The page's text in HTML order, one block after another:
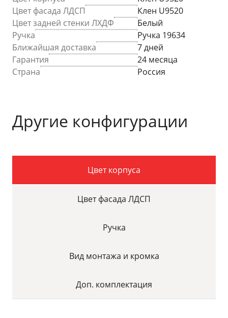
Цвет фасада ЛДСП
Клен U9520
Цвет задней стенки ЛХДФ
Белый
Ручка
Ручка 19634
Ближайшая доставка
7 дней
Гарантия
24 месяца
Страна
Россия
Другие конфигурации
Цвет корпуса
Цвет фасада ЛДСП
Ручка
Вид монтажа и кромка
Доп. комплектация